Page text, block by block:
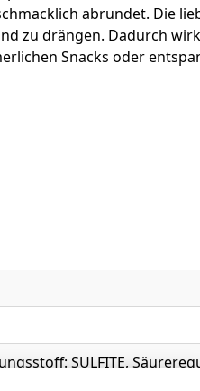
abrundet. Die
zu drängen. Dadurch
Snacks oder
SULFITE,